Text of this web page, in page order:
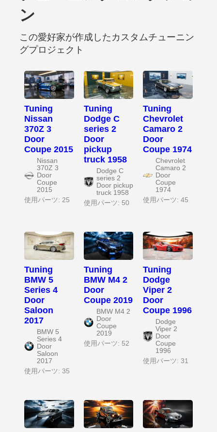
ン
この愛好家が作成したカスタムチューニン
グプロジェクト
Tuning
Nissan
370Z 3
Door
Coupe 2015
Nissan
370Z 3
Door
Coupe
2015
使用パーツ: 25
Tuning
Dodge C
series 2
Door
pickup
truck 1958
Dodge C
series 2
Door pickup
truck 1958
使用パーツ: 50
Tuning
Chevrolet
Camaro 2
Door
Coupe 1974
Chevrolet
Camaro 2
Door
Coupe
1974
使用パーツ: 45
Tuning
BMW 5
Series 4
Door
Saloon
2017
BMW 5
Series 4
Door
Saloon
2017
使用パーツ: 35
Tuning
BMW M4 2
Door
Coupe 2019
BMW M4 2
Door
Coupe
2019
使用パーツ: 52
Tuning
Dodge
Viper 2
Door
Coupe 1996
Dodge
Viper 2
Door
Coupe
1996
使用パーツ: 31